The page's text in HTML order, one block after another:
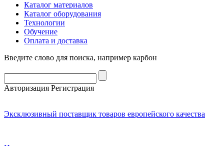
Каталог материалов
Каталог оборудования
Технологии
Обучение
Оплата и доставка
Введите слово для поиска, например карбон
Авторизация Регистрация
Эксклюзивный поставщик товаров европейского качества